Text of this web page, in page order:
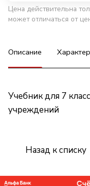
Цена действительна
может отличаться от
Описание
Учебник для 7
учреждений
Назад к списку